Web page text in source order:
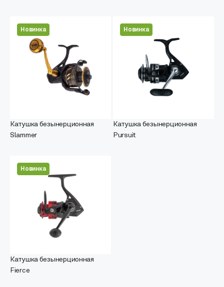
Новинка
Катушка безынерционная
Slammer
Новинка
Катушка безынерционная
Pursuit
Новинка
Катушка безынерционная
Fierce